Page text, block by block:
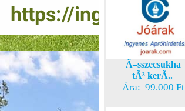
Ã–sszecsukha
tÃ³ kerÃ..
Ára: 99.000 Ft